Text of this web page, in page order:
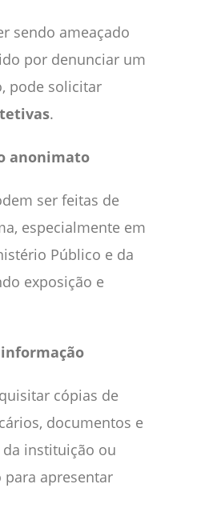
sendo ameaçado
por denunciar um
pode solicitar
.
anonimato
ser feitas de
especialmente em
Público e da
exposição e
cópias de
documentos e
instituição ou
apresentar